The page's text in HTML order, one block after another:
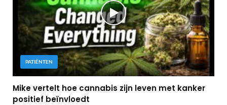
PATIËNTEN
Mike vertelt hoe cannabis zijn leven met kanker
positief beïnvloedt